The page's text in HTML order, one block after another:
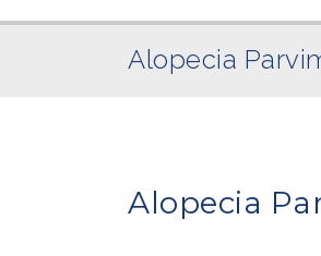
Alopecia
Alopecia